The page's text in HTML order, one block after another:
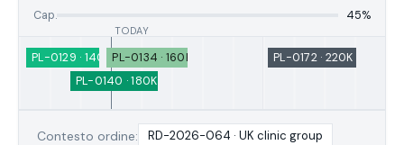
Cap. 45%
PL-0129 · 140K · rilasciatoPL-0134 · 160K · confezionato
PL-0140 · 180K guanti sterili
PL-0172 · 220K guanti
Contesto ordine:
RD-2026-064 · UK clinic group